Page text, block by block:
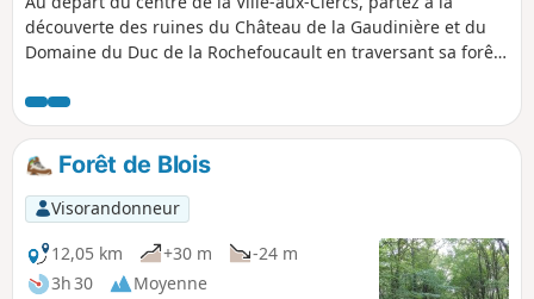
découverte des ruines du Château de la Gaudinière et du
Domaine du Duc de la Rochefoucault en traversant sa forêt.
vers le plan d'eau du village après avoir aperçu la Chapelle
Sainte-Radegonde.
Forêt de Blois
Visorandonneur
12,05 km
+30 m
-24 m
3h 30
Moyenne